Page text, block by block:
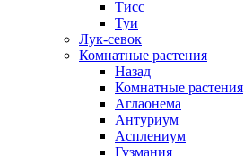
Тисс
Туи
Лук-севок
Комнатные растения
Назад
Комнатные растения
Аглаонема
Антуриум
Асплениум
Гузмания